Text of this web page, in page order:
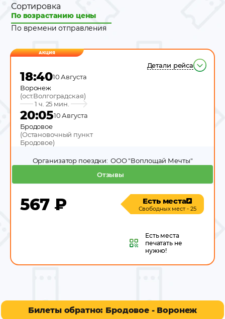
Сортировка
По возрастанию цены
По времени отправления
АКЦИЯ
Детали рейса
18:4010 Августа
Воронеж
(ост.Волгоградская)
1 ч. 25 мин.
20:0510 Августа
Бродовое
(Остановочный пункт
Бродовое)
Отзывы
Организатор поездки: ООО "Воплощай Мечты"
567 ₽ Есть места
Свободных мест - 25
Есть места
печатать не
нужно!
Билеты обратно: Бродовое - Воронеж